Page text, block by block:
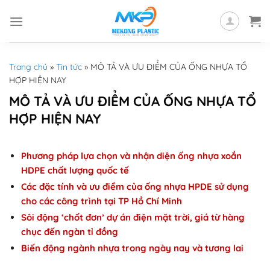
Trang chủ » Tin tức » MÔ TẢ VÀ ƯU ĐIỂM CỦA ỐNG NHỰA TỔ
HỢP HIỆN NAY
MÔ TẢ VÀ ƯU ĐIỂM CỦA ỐNG NHỰA TỔ
HỢP HIỆN NAY
Phương pháp lựa chọn và nhận diện ống nhựa xoắn
HDPE chất lượng quốc tế
Các đặc tính và ưu điểm của ống nhựa HPDE sử dụng
cho các công trình tại TP Hồ Chí Minh
Sôi động ‘chốt đơn’ dự án điện mặt trời, giá từ hàng
chục đến ngàn tỉ đồng
Biến động ngành nhựa trong ngày nay và tương lai